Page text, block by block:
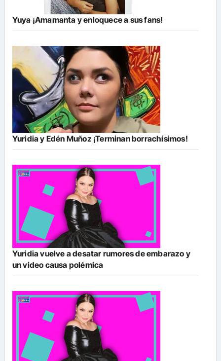
Yuya ¡Amamanta y enloquece a sus fans!
Yuridia y Edén Muñoz ¡Terminan borrachísimos!
Yuridia vuelve a desatar rumores de embarazo y
un video causa polémica